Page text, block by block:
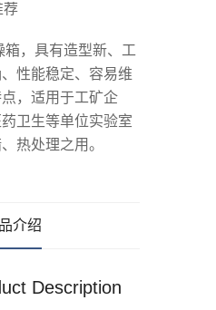
荐
箱，具有造型新、工
性能稳定、容易维
，适用于工矿企
卫生等单位实验室
热处理之用。
介绍
Description